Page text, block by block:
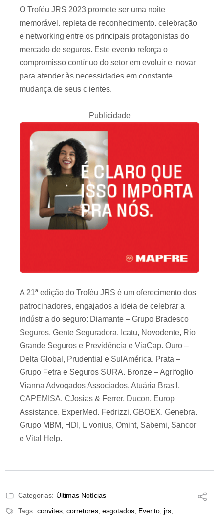
O Troféu JRS 2023 promete ser uma noite
memorável, repleta de reconhecimento, celebração
e networking entre os principais protagonistas do
mercado de seguros. Este evento reforça o
compromisso contínuo do setor em evoluir e inovar
para atender às necessidades em constante
mudança de seus clientes.
Publicidade
A 21ª edição do Troféu JRS é um oferecimento dos
patrocinadores, engajados a ideia de celebrar a
indústria do seguro: Diamante – Grupo Bradesco
Seguros, Gente Seguradora, Icatu, Novodente, Rio
Grande Seguros e Previdência e ViaCap. Ouro –
Delta Global, Prudential e SulAmérica. Prata –
Grupo Fetra e Seguros SURA. Bronze – Agrifoglio
Vianna Advogados Associados, Atuária Brasil,
CAPEMISA, CJosias & Ferrer, Ducon, Europ
Assistance, ExperMed, Fedrizzi, GBOEX, Genebra,
Grupo MBM, HDI, Livonius, Omint, Sabemi, Sancor
e Vital Help.
Categorias: Últimas Notícias
Tags: convites corretores esgotados Evento jrs